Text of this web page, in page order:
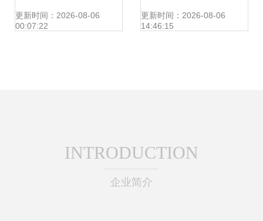
方向总结
更新时间：2026-08-06
00:07:22
到室内屏与车载屏
更新时间：2026-08-06
14:46:15
INTRODUCTION
企业简介